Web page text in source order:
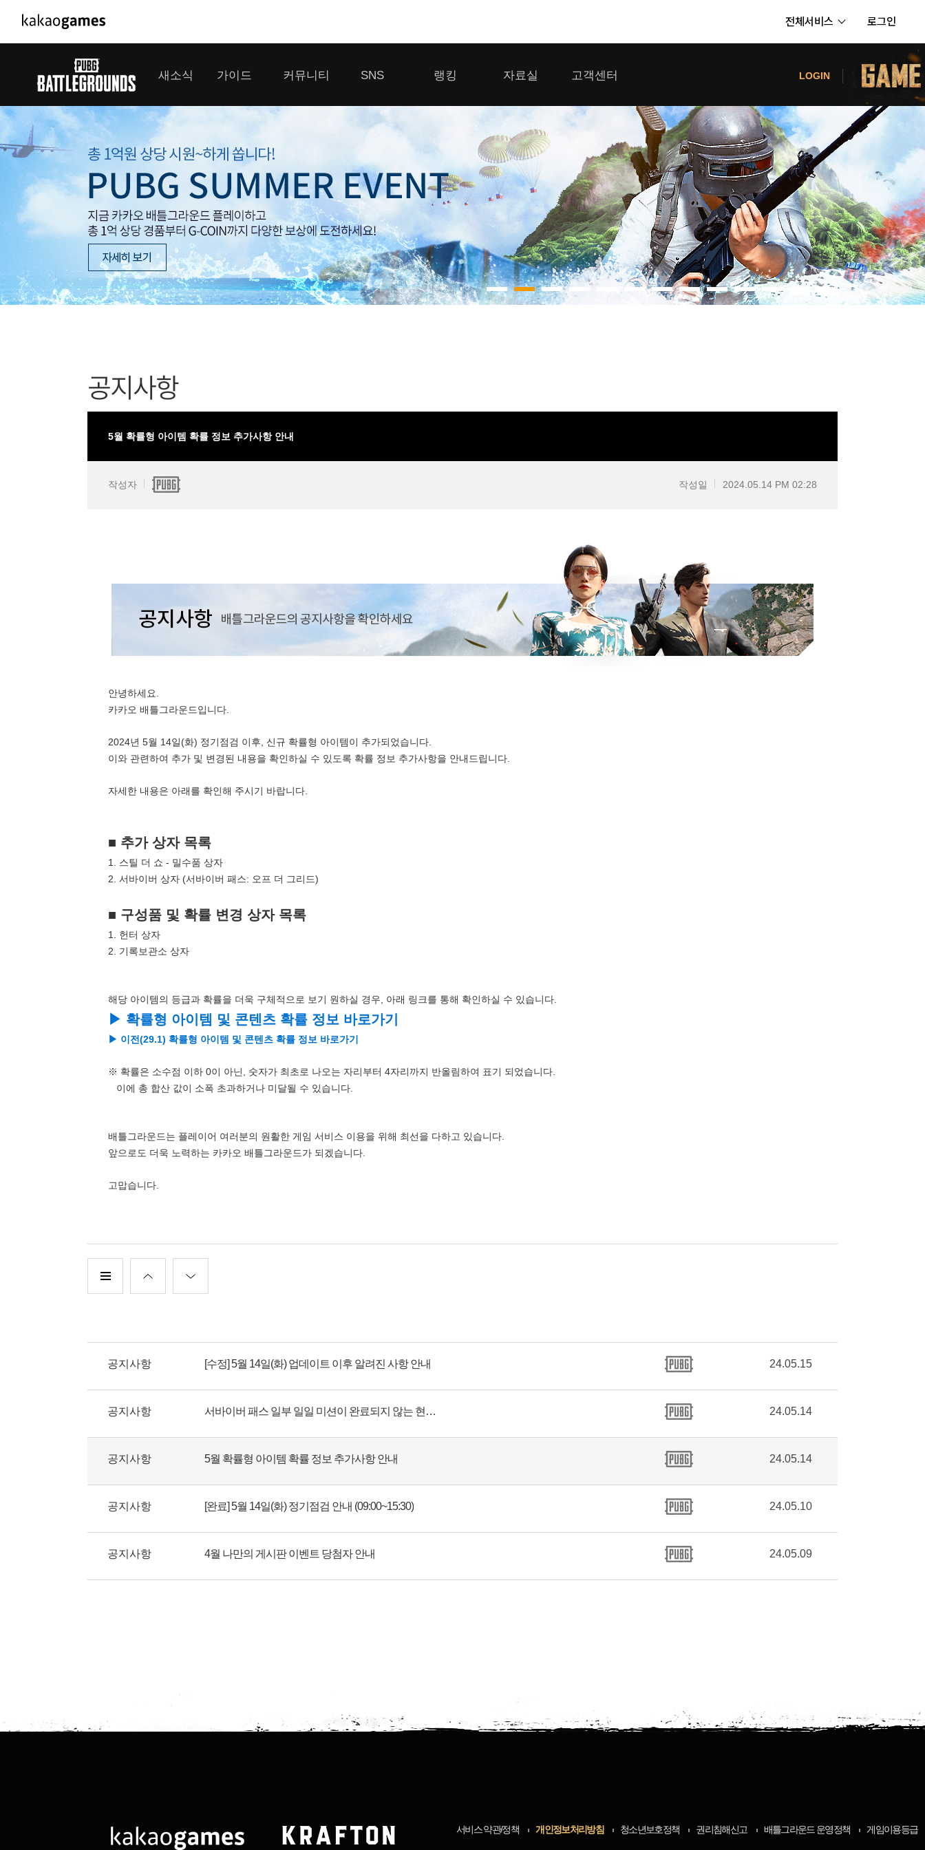
전체서비스 로그인
PC/모바일게임
도깨비의세계
오딘: 발할라 라이징
아키에이지 워
아레스 : 라이즈 오브 가디언즈
배틀그라운드
패스 오브 엑자일
우마무스메 프리티 더비
가디언 테일즈
프린세스 커넥트 Re:Dive
프렌즈팝콘
내정보
보안센터
고객센터
공지사항
카카오게임즈 PC방
게임코인
게임시간선택제
새소식
공지사항
GM소식
이벤트
업데이트
대회소식
가이드
게임 가이드
커뮤니티
미디어 게시판
클랜 라운지
모집 게시판
SNS
톡채널
랭킹
클랜 생존 리더보드
내 전적 히스토리
자료실
다운로드
고객센터
이용제한 이의신청
보안센터
LOGIN
공지사항
5월 확률형 아이템 확률 정보 추가사항 안내
작성자 작성일 2024.05.14 PM 02:28
안녕하세요.
카카오 배틀그라운드입니다.
2024년 5월 14일(화) 정기점검 이후, 신규 확률형 아이템이 추가되었습니다.
이와 관련하여 추가 및 변경된 내용을 확인하실 수 있도록 확률 정보 추가사항을 안내드립니다.
자세한 내용은 아래를 확인해 주시기 바랍니다.
■ 추가 상자 목록
1. 스틸 더 쇼 - 밀수품 상자
2. 서바이버 상자 (서바이버 패스: 오프 더 그리드)
■ 구성품 및 확률 변경 상자 목록
1. 헌터 상자
2. 기록보관소 상자
해당 아이템의 등급과 확률을 더욱 구체적으로 보기 원하실 경우, 아래 링크를 통해 확인하실 수 있습니다.
▶ 확률형 아이템 및 콘텐츠 확률 정보 바로가기
▶ 이전(29.1) 확률형 아이템 및 콘텐츠 확률 정보 바로가기
※ 확률은 소수점 이하 0이 아닌, 숫자가 최초로 나오는 자리부터 4자리까지 반올림하여 표기 되었습니다.
이에 총 합산 값이 소폭 초과하거나 미달될 수 있습니다.
배틀그라운드는 플레이어 여러분의 원활한 게임 서비스 이용을 위해 최선을 다하고 있습니다.
앞으로도 더욱 노력하는 카카오 배틀그라운드가 되겠습니다.
고맙습니다.
공지사항 [수정] 5월 14일(화) 업데이트 이후 알려진 사항 안내 24.05.15
공지사항 서바이버 패스 일부 일일 미션이 완료되지 않는 현상 수정 안내 24.05.14
공지사항 5월 확률형 아이템 확률 정보 추가사항 안내 24.05.14
공지사항 [완료] 5월 14일(화) 정기점검 안내 (09:00~15:30) 24.05.10
공지사항 4월 나만의 게시판 이벤트 당첨자 안내 24.05.09
서비스 약관/정책 개인정보처리방침 청소년보호정책 권리침해신고 배틀그라운드 운영정책 게임이용등급